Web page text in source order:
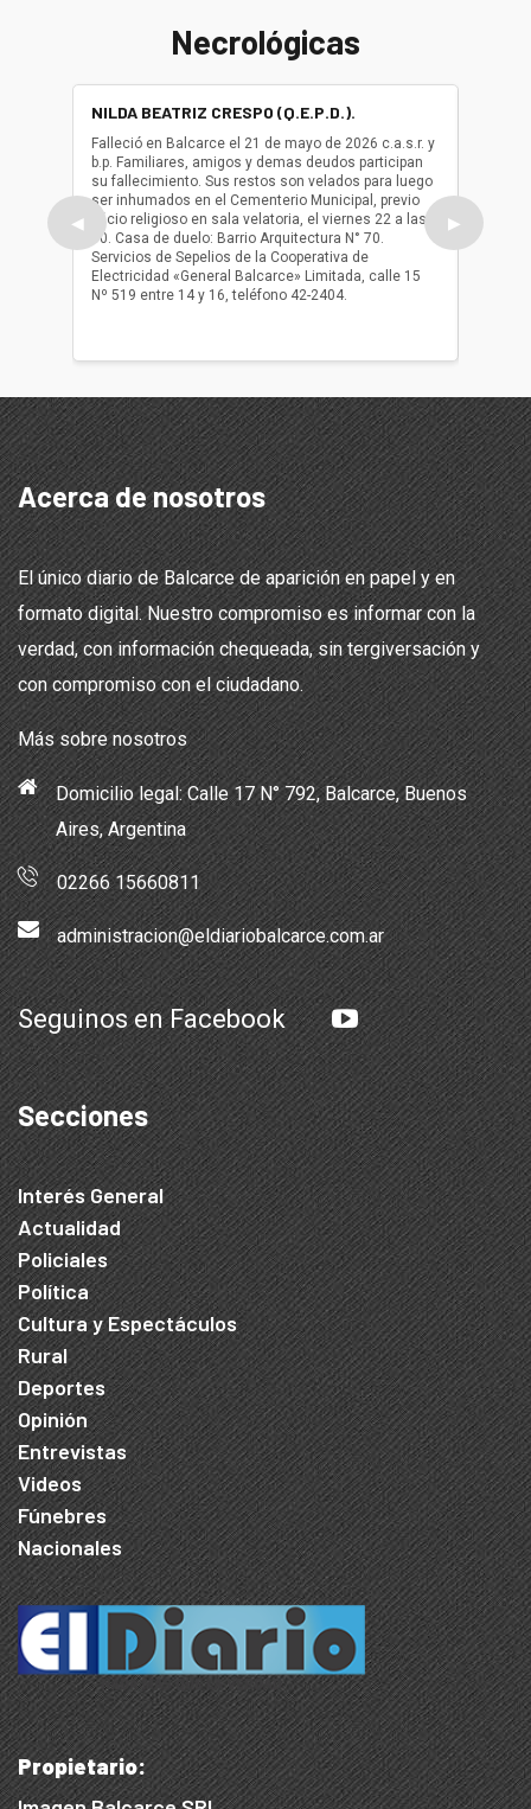
Necrológicas
◀
NILDA BEATRIZ CRESPO (Q.E.P.D.).
Falleció en Balcarce el 21 de mayo de 2026 c.a.s.r. y
b.p. Familiares, amigos y demas deudos participan
su fallecimiento. Sus restos son velados para luego
ser inhumados en el Cementerio Municipal, previo
oficio religioso en sala velatoria, el viernes 22 a las
10. Casa de duelo: Barrio Arquitectura N° 70.
Servicios de Sepelios de la Cooperativa de
Electricidad «General Balcarce» Limitada, calle 15
Nº 519 entre 14 y 16, teléfono 42-2404.
ser
oficio
▶
Acerca de nosotros
El único diario de Balcarce de aparición en papel y en
formato digital. Nuestro compromiso es informar con la
verdad, con información chequeada, sin tergiversación y
con compromiso con el ciudadano.
Más sobre nosotros
Domicilio legal: Calle 17 N° 792, Balcarce, Buenos
Aires, Argentina
02266 15660811
administracion@eldiariobalcarce.com.ar
Seguinos en Facebook
Secciones
Interés General
Actualidad
Policiales
Política
Cultura y Espectáculos
Rural
Deportes
Opinión
Entrevistas
Videos
Fúnebres
Nacionales
Propietario: